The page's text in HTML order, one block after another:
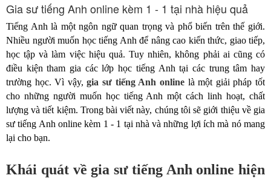
Gia sư tiếng Anh online kèm 1 - 1 tại nhà hiệu quả
Tiếng Anh là một ngôn ngữ quan trọng và phổ biến trên thế giới.
Nhiều người muốn học tiếng Anh để nâng cao kiến thức, giao tiếp,
học tập và làm việc hiệu quả. Tuy nhiên, không phải ai cũng có
điều kiện tham gia các lớp học tiếng Anh tại các trung tâm hay
trường học. Vì vậy,gia sư tiếng Anh onlinelà một giải pháp tốt
cho những người muốn học tiếng Anh một cách linh hoạt, chất
lượng và tiết kiệm. Trong bài viết này, chúng tôi sẽ giới thiệu về gia
sư tiếng Anh online kèm 1 - 1 tại nhà và những lợi ích mà nó mang
lại cho bạn.
Khái quát về gia sư tiếng Anh online hiện